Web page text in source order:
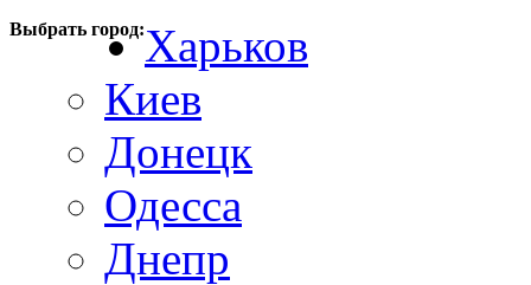
Выбрать город:Харьков
Киев
Донецк
Одесса
Днепр